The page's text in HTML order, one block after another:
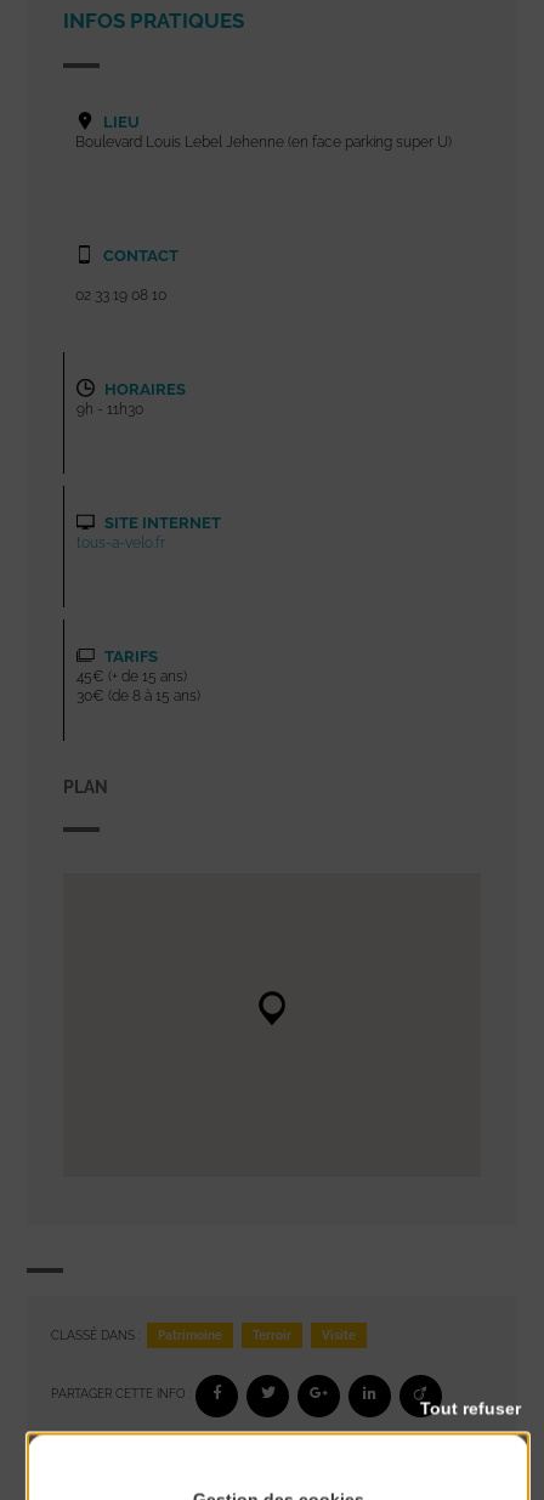
INFOS PRATIQUES
LIEU
Boulevard Louis Lebel Jehenne (en face parking super U)
CONTACT
02 33 19 08 10
HORAIRES
9h - 11h30
SITE INTERNET
tous-a-velo.fr
TARIFS
45€ (+ de 15 ans)
30€ (de 8 à 15 ans)
PLAN
CLASSÉ DANS : Patrimoine Terroir Visite
PARTAGER CETTE INFO :
Tout refuser